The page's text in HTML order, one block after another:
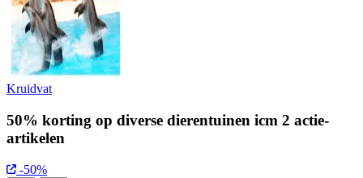
Kruidvat
50% korting op diverse dierentuinen icm 2 actie-
artikelen
-50%